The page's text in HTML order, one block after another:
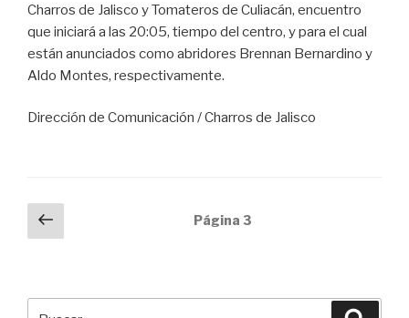
Charros de Jalisco y Tomateros de Culiacán, encuentro
que iniciará a las 20:05, tiempo del centro, y para el cual
están anunciados como abridores Brennan Bernardino y
Aldo Montes, respectivamente.
Dirección de Comunicación / Charros de Jalisco
Navegación
de anterior
Página 3